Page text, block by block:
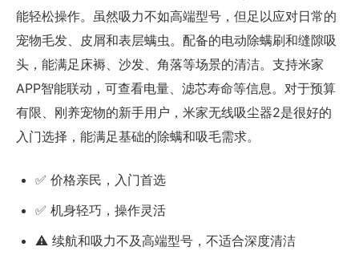
能轻松操作。虽然吸力不如高端型号，但足以应对日常的
宠物毛发、皮屑和表层螨虫。配备的电动除螨刷和缝隙吸
头，能满足床褥、沙发、角落等场景的清洁。支持米家
APP智能联动，可查看电量、滤芯寿命等信息。对于预算
有限、刚养宠物的新手用户，米家无线吸尘器2是很好的
入门选择，能满足基础的除螨和吸毛需求。
✅ 价格亲民，入门首选
✅ 机身轻巧，操作灵活
⚠️ 续航和吸力不及高端型号，不适合深度清洁